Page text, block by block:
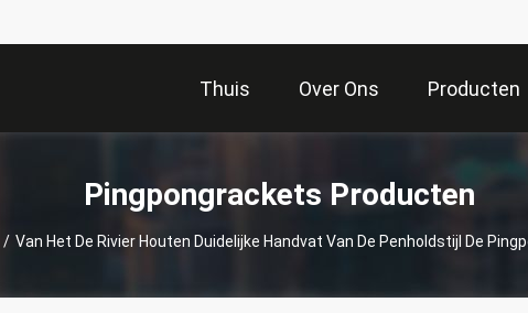
Thuis Over Ons Producten
Pingpongrackets Producten
/ Van Het De Rivier Houten Duidelijke Handvat Van De Penholdstijl De